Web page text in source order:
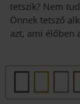
tetszik? Nem
Önnek tetsző
azt, ami élőben